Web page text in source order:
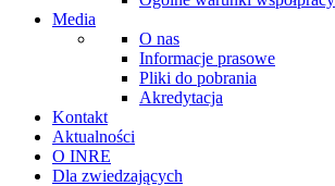
Media
O nas
Informacje prasowe
Pliki do pobrania
Akredytacja
Kontakt
Aktualności
O INRE
Dla zwiedzających